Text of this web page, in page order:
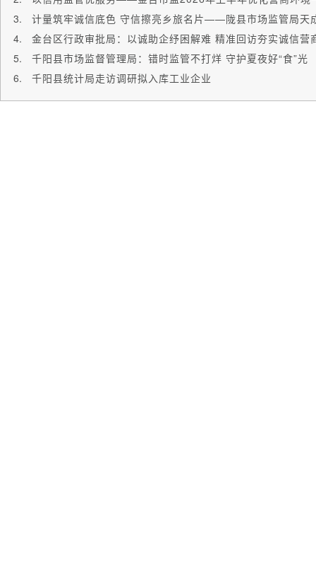
金台区行政审批局：以诚助企纾困解难 精准回访夯实诚信营
千阳县市场监督管理局：错时监管不打烊 守护夏夜好“食”光
千阳县统计局走访调研拟入库工业企业